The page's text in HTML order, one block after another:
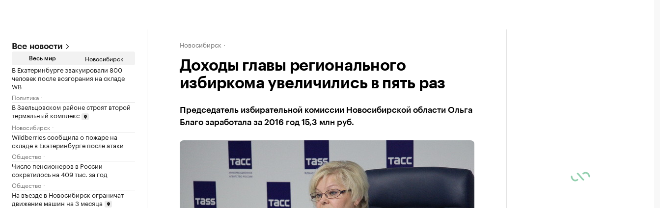
Все новости
Весь мир Новосибирск
В Екатеринбурге эвакуировали 800
человек после возгорания на складе
WB
Политика
В Заельцовском районе строят второй
термальный комплекс
Новосибирск
Wildberries сообщила о пожаре на
складе в Екатеринбурге после атаки
Общество
Число пенсионеров в России
сократилось на 409 тыс. за год
Общество
На въезде в Новосибирск ограничат
движение машин на 3 месяца
Новосибирск
Доходы главы регионального
избиркома увеличились в пять раз
Председатель избирательной комиссии Новосибирской области Ольга
Благо заработала за 2016 год 15,3 млн руб.